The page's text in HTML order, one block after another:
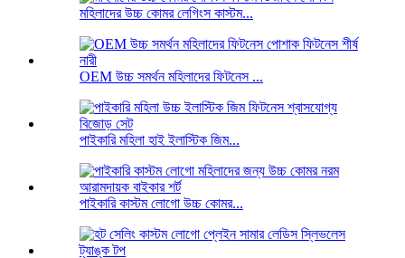
মহিলাদের উচ্চ কোমর লেগিংস কাস্টম...
OEM উচ্চ সমর্থন মহিলাদের ফিটনেস ...
পাইকারি মহিলা হাই ইলাস্টিক জিম...
পাইকারি কাস্টম লোগো উচ্চ কোমর...